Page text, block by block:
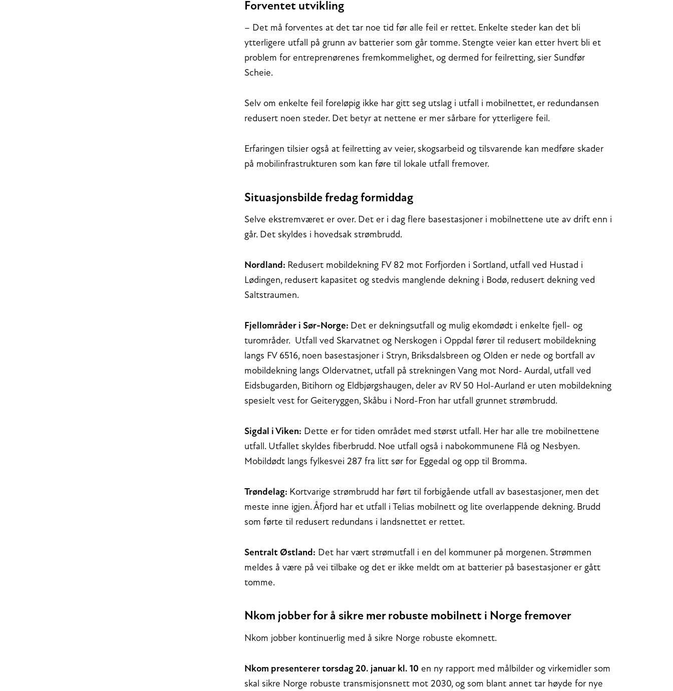
Forventet utvikling
– Det må forventes at det tar noe tid før alle feil er rettet. Enkelte steder kan det bli
ytterligere utfall på grunn av batterier som går tomme. Stengte veier kan etter hvert bli et
problem for entreprenørenes fremkommelighet, og dermed for feilretting, sier Sundfør
Scheie.
Selv om enkelte feil foreløpig ikke har gitt seg utslag i utfall i mobilnettet, er redundansen
redusert noen steder. Det betyr at nettene er mer sårbare for ytterligere feil.
Erfaringen tilsier også at feilretting av veier, skogsarbeid og tilsvarende kan medføre skader
på mobilinfrastrukturen som kan føre til lokale utfall fremover.
Situasjonsbilde fredag formiddag
Selve ekstremværet er over. Det er i dag flere basestasjoner i mobilnettene ute av drift enn i
går. Det skyldes i hovedsak strømbrudd.
Nordland: Redusert mobildekning FV 82 mot Forfjorden i Sortland, utfall ved Hustad i
Lødingen, redusert kapasitet og stedvis manglende dekning i Bodø, redusert dekning ved
Saltstraumen.
Fjellområder i Sør-Norge: Det er dekningsutfall og mulig ekomdødt i enkelte fjell- og
turområder. Utfall ved Skarvatnet og Nerskogen i Oppdal fører til redusert mobildekning
langs FV 6516, noen basestasjoner i Stryn, Briksdalsbreen og Olden er nede og bortfall av
mobildekning langs Oldervatnet, utfall på strekningen Vang mot Nord- Aurdal, utfall ved
Eidsbugarden, Bitihorn og Eldbjørgshaugen, deler av RV 50 Hol-Aurland er uten mobildekning
spesielt vest for Geiteryggen, Skåbu i Nord-Fron har utfall grunnet strømbrudd.
Sigdal i Viken: Dette er for tiden området med størst utfall. Her har alle tre mobilnettene
utfall. Utfallet skyldes fiberbrudd. Noe utfall også i nabokommunene Flå og Nesbyen.
Mobildødt langs fylkesvei 287 fra litt sør for Eggedal og opp til Bromma.
Trøndelag: Kortvarige strømbrudd har ført til forbigående utfall av basestasjoner, men det
meste inne igjen. Åfjord har et utfall i Telias mobilnett og lite overlappende dekning. Brudd
som førte til redusert redundans i landsnettet er rettet.
Sentralt Østland: Det har vært strømutfall i en del kommuner på morgenen. Strømmen
meldes å være på vei tilbake og det er ikke meldt om at batterier på basestasjoner er gått
tomme.
Nkom jobber for å sikre mer robuste mobilnett i Norge fremover
Nkom jobber kontinuerlig med å sikre Norge robuste ekomnett.
Nkom presenterer torsdag 20. januar kl. 10 en ny rapport med målbilder og virkemidler som
skal sikre Norge robuste transmisjonsnett mot 2030, og som blant annet tar høyde for nye